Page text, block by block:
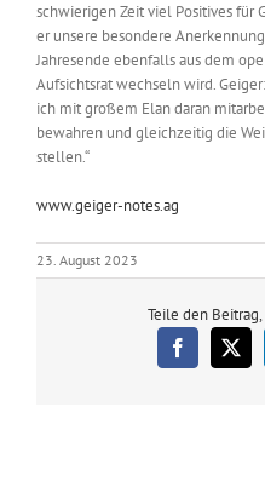
schwierigen Zeit viel Positives für
er unsere besondere
Jahresende ebenfalls aus dem
Aufsichtsrat wechseln wird.
ich mit großem Elan daran
bewahren und gleichzeitig die
stellen.“
www.geiger-notes.ag
23. August 2023
Teile den
Facebook
X